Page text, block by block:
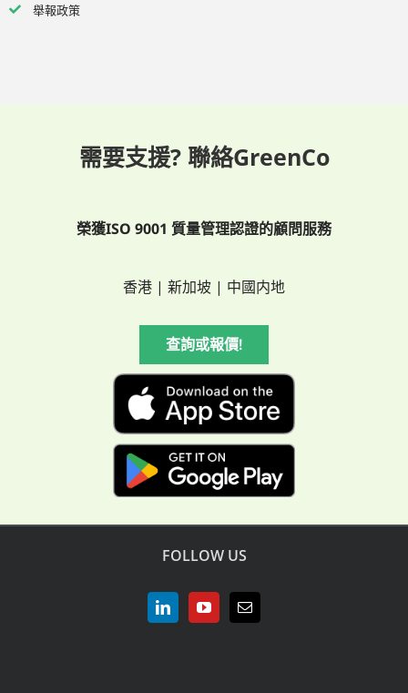
舉報政策
需要支援? 聯絡GreenCo
榮獲ISO 9001 質量管理認證的顧問服務
香港 | 新加坡 | 中國内地
查詢或報價!
FOLLOW US